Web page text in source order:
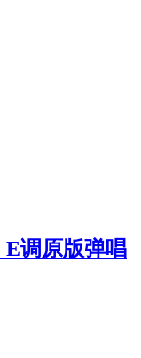
调原版弹唱